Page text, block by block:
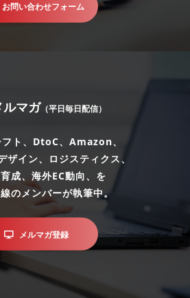
お問い合わせフォーム
マガ （平日毎日配信）
ト、DtoC、Amazon、
ザイン、ロジスティクス、
成、海外EC動向、を
のメンバーが執筆中。
メルマガ登録